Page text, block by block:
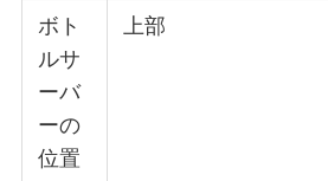
ボト
ルサ
ーバ
ーの
位置
上部